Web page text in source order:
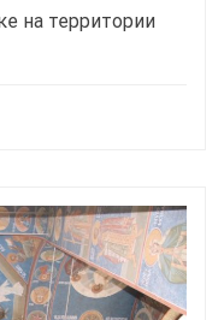
на территории